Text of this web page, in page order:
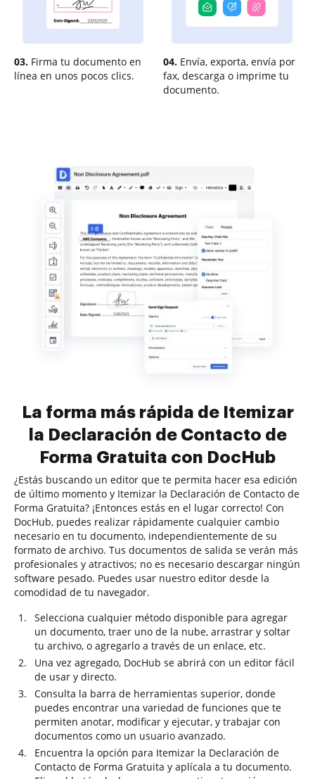
03. Firma tu documento en
línea en unos pocos clics.
04. Envía, exporta, envía por
fax, descarga o imprime tu
documento.
La forma más rápida de Itemizar
la Declaración de Contacto de
Forma Gratuita con DocHub
¿Estás buscando un editor que te permita hacer esa edición
de último momento y Itemizar la Declaración de Contacto de
Forma Gratuita? ¡Entonces estás en el lugar correcto! Con
DocHub, puedes realizar rápidamente cualquier cambio
necesario en tu documento, independientemente de su
formato de archivo. Tus documentos de salida se verán más
profesionales y atractivos; no es necesario descargar ningún
software pesado. Puedes usar nuestro editor desde la
comodidad de tu navegador.
Selecciona cualquier método disponible para agregar
un documento, traer uno de la nube, arrastrar y soltar
tu archivo, o agregarlo a través de un enlace, etc.
Una vez agregado, DocHub se abrirá con un editor fácil
de usar y directo.
Consulta la barra de herramientas superior, donde
puedes encontrar una variedad de funciones que te
permiten anotar, modificar y ejecutar, y trabajar con
documentos como un usuario avanzado.
Encuentra la opción para Itemizar la Declaración de
Contacto de Forma Gratuita y aplícala a tu documento.